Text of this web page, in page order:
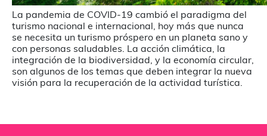
La pandemia de COVID-19 cambió el paradigma del
turismo nacional e internacional, hoy más que nunca
se necesita un turismo próspero en un planeta sano y
con personas saludables. La acción climática, la
integración de la biodiversidad, y la economía circular,
son algunos de los temas que deben integrar la nueva
visión para la recuperación de la actividad turística.